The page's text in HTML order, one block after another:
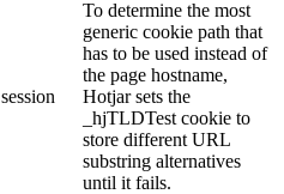
session
To determine the most
generic cookie path that
has to be used instead of
the page hostname,
Hotjar sets the
_hjTLDTest cookie to
store different URL
substring alternatives
until it fails.